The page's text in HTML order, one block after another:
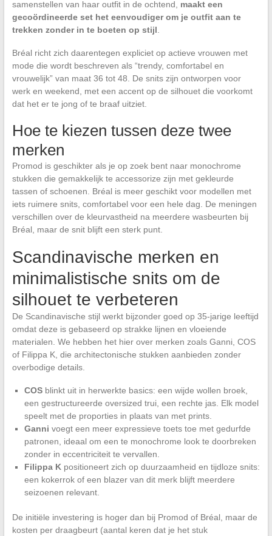
samenstellen van haar outfit in de ochtend, maakt een
gecoördineerde set het eenvoudiger om je outfit aan te
trekken zonder in te boeten op stijl
Bréal richt zich daarentegen expliciet op actieve vrouwen met
mode die wordt beschreven als “trendy, comfortabel en
vrouwelijk” van maat 36 tot 48. De snits zijn ontworpen voor
werk en weekend, met een accent op de silhouet die voorkomt
dat het er te jong of te braaf uitziet.
Hoe te kiezen tussen deze twee
merken
Promod is geschikter als je op zoek bent naar monochrome
stukken die gemakkelijk te accessorize zijn met gekleurde
tassen of schoenen. Bréal is meer geschikt voor modellen met
iets ruimere snits, comfortabel voor een hele dag. De meningen
verschillen over de kleurvastheid na meerdere wasbeurten bij
Bréal, maar de snit blijft een sterk punt.
Scandinavische merken en
minimalistische snits om de
silhouet te verbeteren
De Scandinavische stijl werkt bijzonder goed op 35-jarige leeftijd
omdat deze is gebaseerd op strakke lijnen en vloeiende
materialen. We hebben het hier over merken zoals Ganni, COS
of Filippa K, die architectonische stukken aanbieden zonder
overbodige details.
COSblinkt uit in herwerkte basics: een wijde wollen broek,
een gestructureerde oversized trui, een rechte jas. Elk model
speelt met de proporties in plaats van met prints.
Ganni voegt een meer expressieve toets toe met gedurfde
patronen, ideaal om een te monochrome look te doorbreken
zonder in eccentriciteit te vervallen.
Filippa Kpositioneert zich op duurzaamheid en tijdloze snits:
een kokerrok of een blazer van dit merk blijft meerdere
seizoenen relevant.
De initiële investering is hoger dan bij Promod of Bréal, maar de
kosten per draagbeurt (aantal keren dat je het stuk